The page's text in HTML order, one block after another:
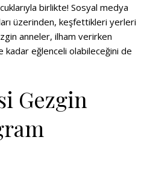
birlikte! Sosyal medya
üzerinden, keşfettikleri yerleri
anneler, ilham verirken
eğlenceli olabileceğini de
Gezgin